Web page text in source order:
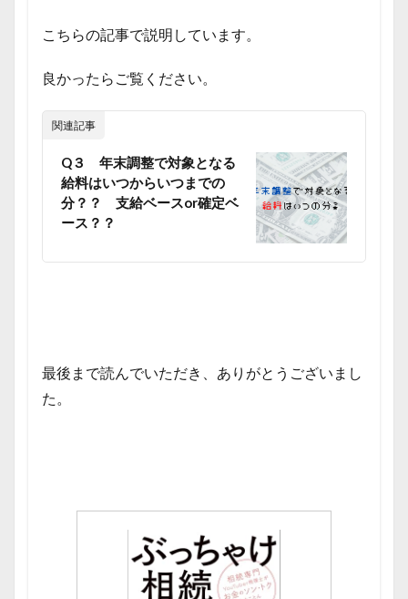
こちらの記事で説明しています。
良かったらご覧ください。
関連記事
Q３ 年末調整で対象となる
給料はいつからいつまでの
分？？ 支給ベースor確定ベ
ース？？
最後まで読んでいただき、ありがとうございまし
た。